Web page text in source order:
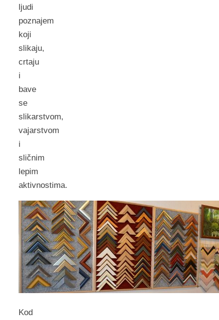
ljudi
poznajem
koji
slikaju,
crtaju
i
bave
se
slikarstvom,
vajarstvom
i
sličnim
lepim
aktivnostima.
Kod